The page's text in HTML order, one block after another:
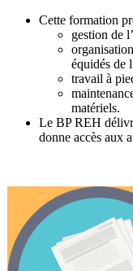
Cette formation
gestion de
équidés de
travail à
matériels.
Le BP REH
donne accès aux